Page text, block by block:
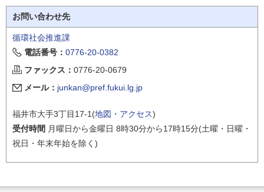
お問い合わせ先
循環社会推進課
電話番号： 0776-20-0382
ファックス： 0776-20-0679
メール： junkan@pref.fukui.lg.jp
福井市大手3丁目17-1(地図・アクセス)
受付時間 月曜日から金曜日 8時30分から17時15分(土曜・日曜・
祝日・年末年始を除く)